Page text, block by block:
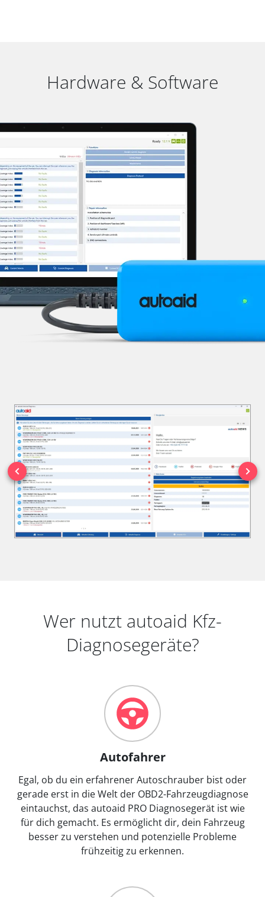
Hardware & Software
Wer nutzt autoaid Kfz-
Diagnosegeräte?
Autofahrer
Egal, ob du ein erfahrener Autoschrauber bist oder
gerade erst in die Welt der OBD2-Fahrzeugdiagnose
eintauchst, das autoaid PRO Diagnosegerät ist wie
für dich gemacht. Es ermöglicht dir, dein Fahrzeug
besser zu verstehen und potenzielle Probleme
frühzeitig zu erkennen.